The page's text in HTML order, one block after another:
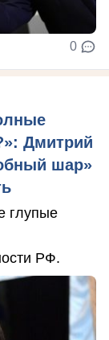
0
Дмитрий
шар»
глупые
РФ.